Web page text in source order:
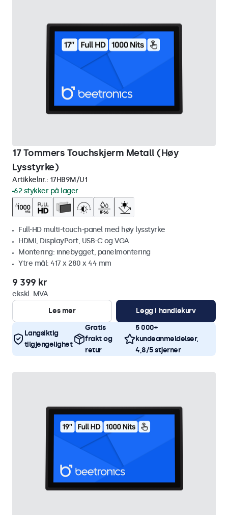
17 Tommers Touchskjerm Metall (Høy
Lysstyrke)
Artikkelnr.: 17HB9M/U1
62 stykker på lager
Full-HD multi-touch-panel med høy lysstyrke
HDMI, DisplayPort, USB-C og VGA
Montering: innebygget, panelmontering
Ytre mål: 417 x 280 x 44 mm
9 399 kr
ekskl. MVA
Les mer
Legg i handlekurv
Langsiktig
tilgjengelighet
Gratis
frakt og
retur
5 000+
kundeanmeldelser,
4,8/5 stjerner